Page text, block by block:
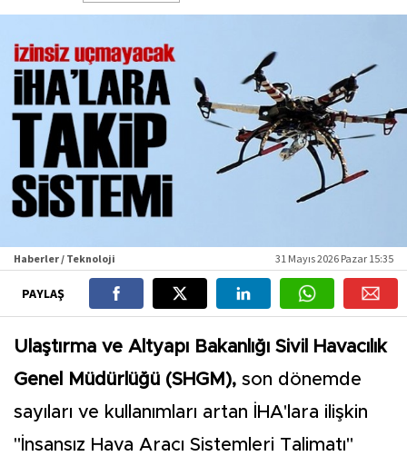
Haberler / Teknoloji 31 Mayıs 2026 Pazar 15:35
PAYLAŞ
Ulaştırma ve Altyapı Bakanlığı Sivil Havacılık
Genel Müdürlüğü (SHGM), son dönemde
sayıları ve kullanımları artan İHA'lara ilişkin
"İnsansız Hava Aracı Sistemleri Talimatı"